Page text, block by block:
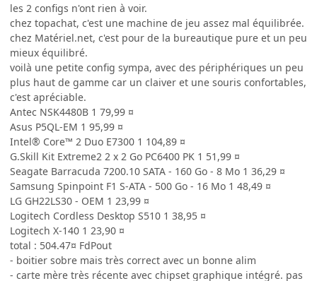
les 2 configs n'ont rien à voir.
chez topachat, c'est une machine de jeu assez mal équilibrée.
chez Matériel.net, c'est pour de la bureautique pure et un peu
mieux équilibré.
voilà une petite config sympa, avec des périphériques un peu
plus haut de gamme car un claiver et une souris confortables,
c'est apréciable.
Antec NSK4480B 1 79,99 ¤
Asus P5QL-EM 1 95,99 ¤
Intel® Core™ 2 Duo E7300 1 104,89 ¤
G.Skill Kit Extreme2 2 x 2 Go PC6400 PK 1 51,99 ¤
Seagate Barracuda 7200.10 SATA - 160 Go - 8 Mo 1 36,29 ¤
Samsung Spinpoint F1 S-ATA - 500 Go - 16 Mo 1 48,49 ¤
LG GH22LS30 - OEM 1 23,99 ¤
Logitech Cordless Desktop S510 1 38,95 ¤
Logitech X-140 1 23,90 ¤
total : 504.47¤ FdPout
- boitier sobre mais très correct avec un bonne alim
- carte mère très récente avec chipset graphique intégré. pas